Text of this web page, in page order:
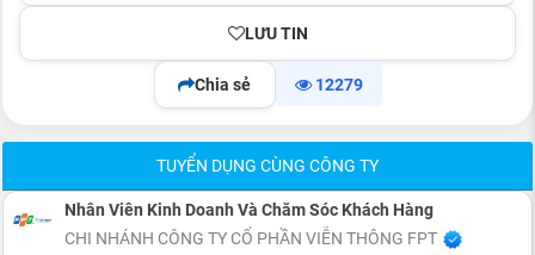
LƯU TIN
Chia sẻ 12279
TUYỂN DỤNG CÙNG CÔNG TY
Nhân Viên Kinh Doanh Và Chăm Sóc Khách Hàng
CHI NHÁNH CÔNG TY CỔ PHẦN VIỄN THÔNG FPT